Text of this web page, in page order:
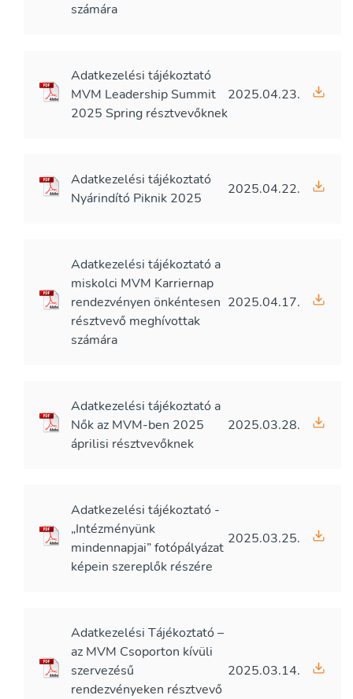
számára
Adatkezelési tájékoztató
MVM Leadership Summit
2025 Spring résztvevőknek
2025.04.23.
Adatkezelési tájékoztató
Nyárindító Piknik 2025
2025.04.22.
Adatkezelési tájékoztató a
miskolci MVM Karriernap
rendezvényen önkéntesen
résztvevő meghívottak
számára
2025.04.17.
Adatkezelési tájékoztató a
Nők az MVM-ben 2025
áprilisi résztvevőknek
2025.03.28.
Adatkezelési tájékoztató -
„Intézményünk
mindennapjai” fotópályázat
képein szereplők részére
2025.03.25.
Adatkezelési Tájékoztató –
az MVM Csoporton kívüli
szervezésű
rendezvényeken résztvevő
2025.03.14.